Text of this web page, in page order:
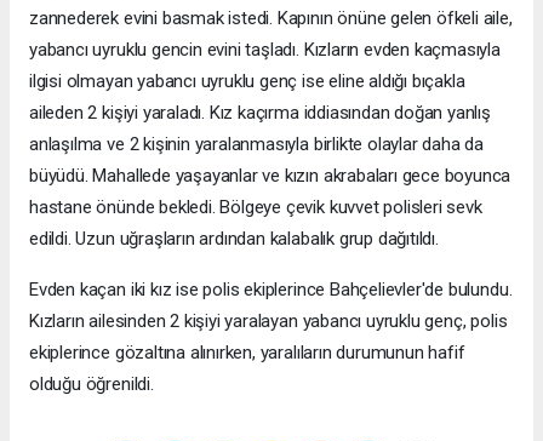
zannederek evini basmak istedi. Kapının önüne gelen öfkeli aile,
yabancı uyruklu gencin evini taşladı. Kızların evden kaçmasıyla
ilgisi olmayan yabancı uyruklu genç ise eline aldığı bıçakla
aileden 2 kişiyi yaraladı. Kız kaçırma iddiasından doğan yanlış
anlaşılma ve 2 kişinin yaralanmasıyla birlikte olaylar daha da
büyüdü. Mahallede yaşayanlar ve kızın akrabaları gece boyunca
hastane önünde bekledi. Bölgeye çevik kuvvet polisleri sevk
edildi. Uzun uğraşların ardından kalabalık grup dağıtıldı.
Evden kaçan iki kız ise polis ekiplerince Bahçelievler'de bulundu.
Kızların ailesinden 2 kişiyi yaralayan yabancı uyruklu genç, polis
ekiplerince gözaltına alınırken, yaralıların durumunun hafif
olduğu öğrenildi.